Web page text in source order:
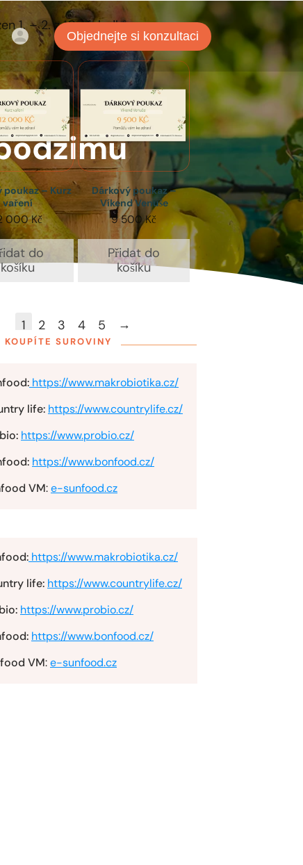
Objednejte si konzultaci
a
1. – 2. z 10 výsledků
poukaz – Kurz
vaření
000Kč
do
košíku
Dárkový poukaz –
Víkend Venuše
9 500Kč
Přidat do
košíku
1 2 3 4 5 →
KOUPÍTE SUROVINY
https://www.makrobiotika.cz/
life: https://www.countrylife.cz/
https://www.probio.cz/
https://www.bonfood.cz/
VM:e-sunfood.cz
https://www.makrobiotika.cz/
life: https://www.countrylife.cz/
https://www.probio.cz/
https://www.bonfood.cz/
VM:e-sunfood.cz